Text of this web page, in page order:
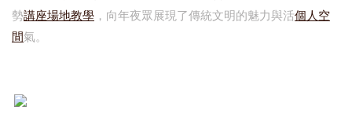
勢講座場地教學 ，向年夜眾展現了傳統文明的魅力與活個人空
間氣。